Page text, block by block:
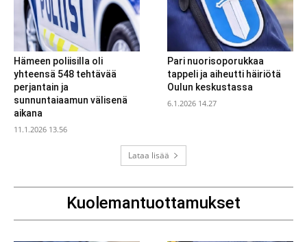
Hämeen poliisilla oli
yhteensä 548 tehtävää
perjantain ja
sunnuntaiaamun välisenä
aikana
11.1.2026 13.56
Pari nuorisoporukkaa
tappeli ja aiheutti häiriötä
Oulun keskustassa
6.1.2026 14.27
Lataa lisää
Kuolemantuottamukset